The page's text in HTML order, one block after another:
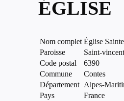
ÉGLISE
Nom complet Église
Paroisse
Saint-
Code postal
6390
Commune
Contes
Département Alpes-
Pays
France